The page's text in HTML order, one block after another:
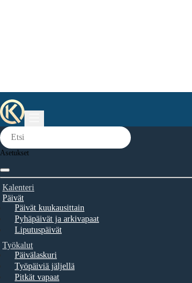
Asetukset
Kalenteri
Päivät
Päivät kuukausittain
Pyhäpäivät ja arkivapaat
Liputuspäivät
Työkalut
Päivälaskuri
Työpäiviä jäljellä
Pitkät vapaat